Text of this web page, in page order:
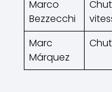
Marco
Bezzecchi
Marc
Márquez